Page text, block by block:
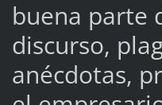
buena parte
discurso,
anécdotas,